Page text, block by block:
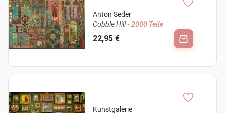
Anton Seder
Cobble Hill- 2000 Teile
22,95 €
Kunstgalerie